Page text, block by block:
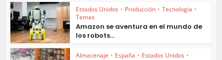
Estados Unidos • Producción • Tecnologia •
Temas
Amazon se aventura en el mundo de
los robots...
Almacenaje • España • Estados Unidos •